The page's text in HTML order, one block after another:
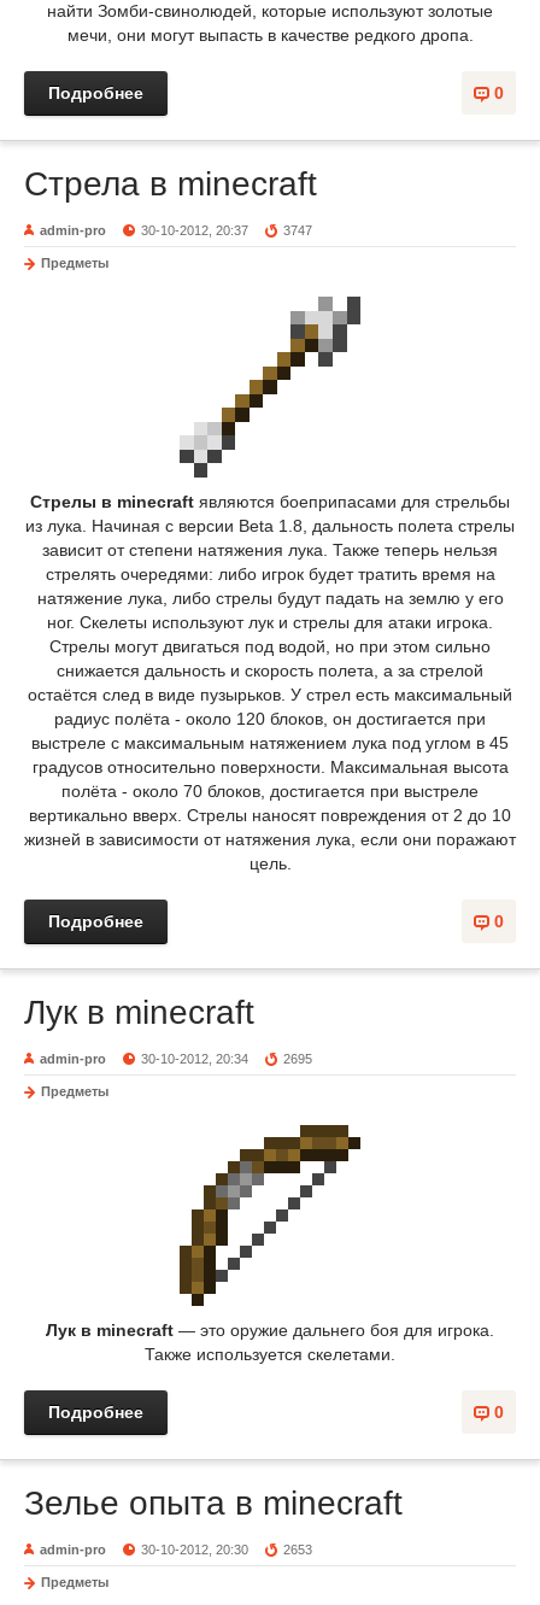
найти Зомби-свинолюдей, которые используют золотые
мечи, они могут выпасть в качестве редкого дропа.
0
Подробнее
Стрела в minecraft
admin-pro 30-10-2012, 20:37 3747
Предметы
Стрелы в minecraft являются боеприпасами для стрельбы
из лука. Начиная с версии Beta 1.8, дальность полета стрелы
зависит от степени натяжения лука. Также теперь нельзя
стрелять очередями: либо игрок будет тратить время на
натяжение лука, либо стрелы будут падать на землю у его
ног. Скелеты используют лук и стрелы для атаки игрока.
Стрелы могут двигаться под водой, но при этом сильно
снижается дальность и скорость полета, а за стрелой
остаётся след в виде пузырьков. У стрел есть максимальный
радиус полёта - около 120 блоков, он достигается при
выстреле с максимальным натяжением лука под углом в 45
градусов относительно поверхности. Максимальная высота
полёта - около 70 блоков, достигается при выстреле
вертикально вверх. Стрелы наносят повреждения от 2 до 10
жизней в зависимости от натяжения лука, если они поражают
цель.
0
Подробнее
Лук в minecraft
admin-pro 30-10-2012, 20:34 2695
Предметы
Лук в minecraft — это оружие дальнего боя для игрока.
Также используется скелетами.
0
Подробнее
Зелье опыта в minecraft
admin-pro 30-10-2012, 20:30 2653
Предметы